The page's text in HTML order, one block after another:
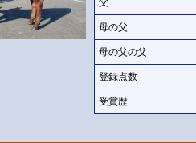
父
母の父
母の父の父
登録点数
受賞歴